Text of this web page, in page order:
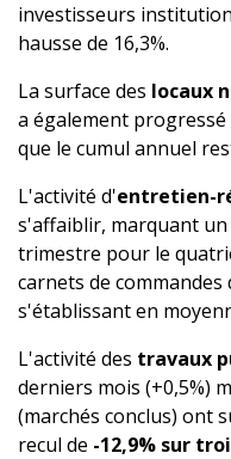
investisseurs
hausse de 16,3%.
La surface des locaux
a également
que le cumul annuel
L'activité d'entretien-
s'affaiblir, marquant un
trimestre pour le
carnets de
s'établissant en
L'activité des travaux
derniers mois (+0,5%)
(marchés conclus) ont
recul de -12,9% sur